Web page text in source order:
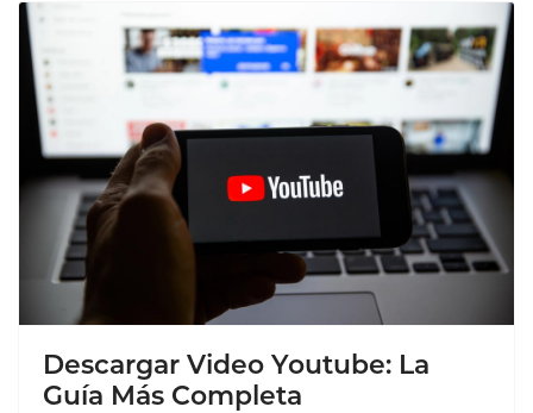
Descargar Video Youtube: La
Guía Más Completa